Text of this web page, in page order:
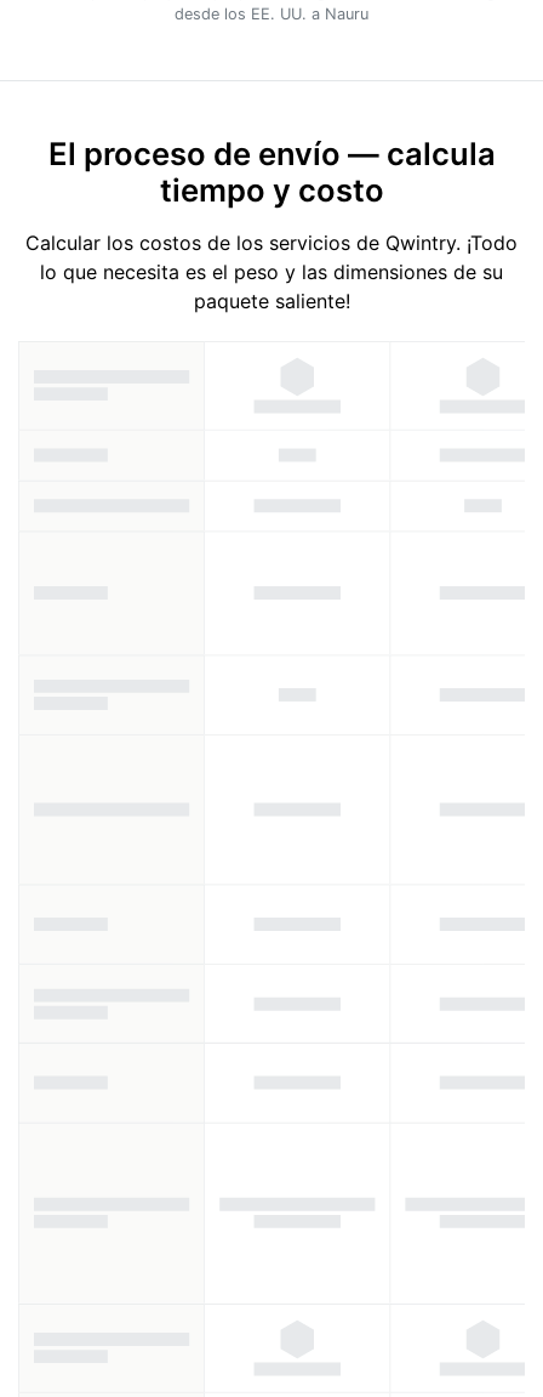
desde los EE. UU. a Nauru
El proceso de envío — calcula
tiempo y costo
Calcular los costos de los servicios de Qwintry. ¡Todo
lo que necesita es el peso y las dimensiones de su
paquete saliente!